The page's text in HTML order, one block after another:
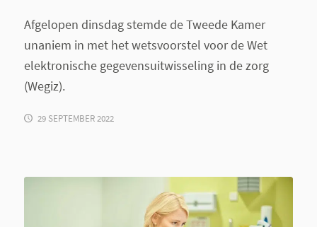
Afgelopen dinsdag stemde de Tweede Kamer
unaniem in met het wetsvoorstel voor de Wet
elektronische gegevensuitwisseling in de zorg
(Wegiz).
29 SEPTEMBER 2022